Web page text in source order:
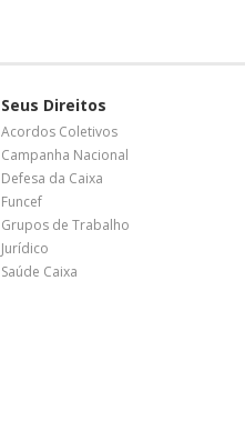
Seus Direitos
Acordos Coletivos
Campanha Nacional
Defesa da Caixa
Funcef
Grupos de Trabalho
Jurídico
Saúde Caixa